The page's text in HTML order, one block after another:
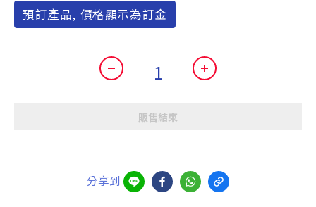
預訂產品, 價格顯示為訂金
販售結束
分享到